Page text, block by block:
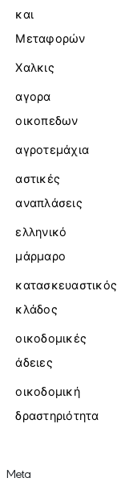
και
Μεταφορών
Χαλκις
αγορα
οικοπεδων
αγροτεμάχια
αστικές
αναπλάσεις
ελληνικό
μάρμαρο
κατασκευαστικός
κλάδος
οικοδομικές
άδειες
οικοδομική
δραστηριότητα
Meta